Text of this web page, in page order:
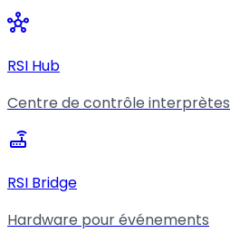
hub
RSI Hub
Centre de contrôle interprètes
router
RSI Bridge
Hardware pour événements